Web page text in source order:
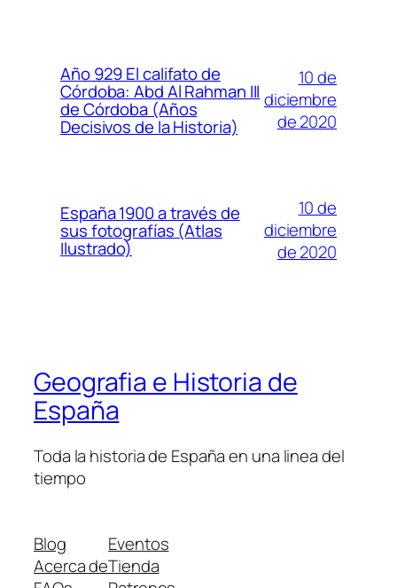
Año 929 El califato de
Córdoba: Abd Al Rahman III
de Córdoba (Años
Decisivos de la Historia)
10 de
diciembre
de 2020
España 1900 a través de
sus fotografías (Atlas
Ilustrado)
10 de
diciembre
de 2020
Geografia e Historia de
España
Toda la historia de España en una linea del
tiempo
Blog
Acerca de
Eventos
Tienda